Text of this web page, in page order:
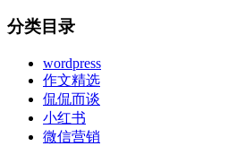
分类目录
wordpress
作文精选
侃侃而谈
小红书
微信营销